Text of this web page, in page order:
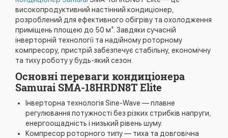
високопродуктивний настінний кондиціонер,
розроблений для ефективного обігріву та охолодження
приміщень площею до 50 м². Завдяки сучасній
інверторній технології та надійному роторному
компресору, пристрій забезпечує стабільну, економічну
та тиху роботу у будь-який сезон.
Основні переваги кондиціонера
Samurai SMA-18HRDN8T Elite
Інверторна технологія Sine-Wave — плавне
регулювання потужності без різких стрибків напруги,
енергоощадність і низький рівень шуму.
Компресор роторного типу — тиха та довговічна